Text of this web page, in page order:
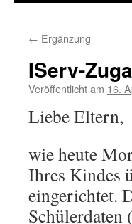
← Ergänzung
IServ-
Veröffentlicht am 16.
Liebe Eltern,
wie heute
Ihres Kindes
eingerichtet.
Schülerdaten